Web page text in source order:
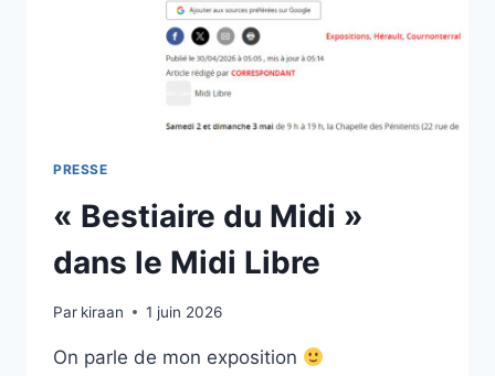
PRESSE
« Bestiaire du Midi »
dans le Midi Libre
Par kiraan 1 juin 2026
On parle de mon exposition